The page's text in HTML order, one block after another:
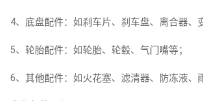
4、底盘配件：如刹车片、刹车盘、离合器、
5、轮胎配件：如轮胎、轮毂、气门嘴等；
6、其他配件：如火花塞、滤清器、防冻液、